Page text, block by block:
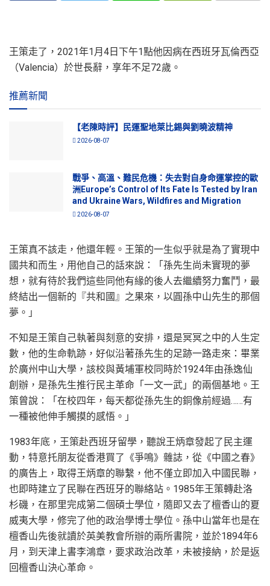
王策走了，2021年1月4日下午1點他因病在西班牙瓦倫西亞
（Valencia）於世長辭，享年不足72歲。
推薦新聞
【老陳時評】民運聖地萊比錫與劉曉波精神
2026-08-07
戰爭、高溫、難民危機：失去對自身命運掌控的歐
洲Europe’s Control of Its Fate Is Tested by Iran
and Ukraine Wars, Wildfires and Migration
2026-08-07
王策真不該走，他還年輕。王策的一生似乎就是為了實現中
國共和而生，用他自己的話來說：「孫先生尚未實現的夢
想，就有待於我們這些同他有緣的後人去繼續努力奮鬥，最
終結出一個新的『共和國』之果來，以圓孫中山先生的那個
夢。」
不知是王策自己執著與刻意的安排，還是冥冥之中的人生定
數，他的生命軌跡，好似沿著孫先生的足跡一路走來：畢業
於廣州中山大學，該校與黃埔軍校同時於1924年由孫逸仙
創辦，是孫先生推行民主革命「一文一武」的兩個基地。王
策曾說：「在校四年，每天都從孫先生的銅像前經過……有
一種被他伸手觸摸的感悟。」
1983年底，王策赴西班牙留學，聽說王炳章發起了民主運
動，特意托朋友從香港買了《爭鳴》雜誌，從《中國之春》
的廣告上，取得王炳章的聯繫，他不僅立即加入中國民聯，
也即時建立了民聯在西班牙的聯絡站。1985年王策轉赴洛
杉磯，在那里完成第二個碩士學位，隨即又去了檀香山的夏
威夷大學，修完了他的政治學博士學位。孫中山當年也是在
檀香山先後就讀於英美教會所辦的兩所書院，並於1894年6
月，到天津上書李鴻章，要求政治改革，未被接納，於是返
回檀香山決心革命。